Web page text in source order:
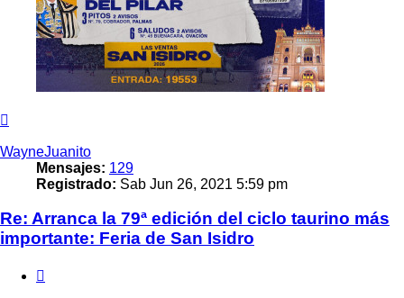
WayneJuanito
Mensajes: 129
Registrado: Sab Jun 26, 2021 5:59 pm
Re: Arranca la 79ª edición del ciclo taurino más
importante: Feria de San Isidro